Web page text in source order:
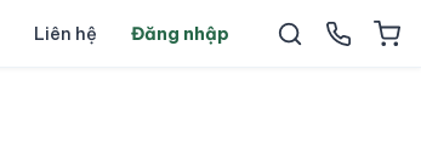
Liên hệ Đăng nhập